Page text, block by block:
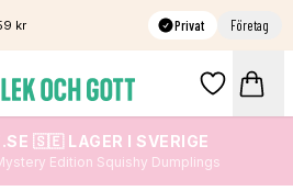
kr Privat Företag
🇸🇪 LAGER I SVERIGE
Edition Squishy Dumplings